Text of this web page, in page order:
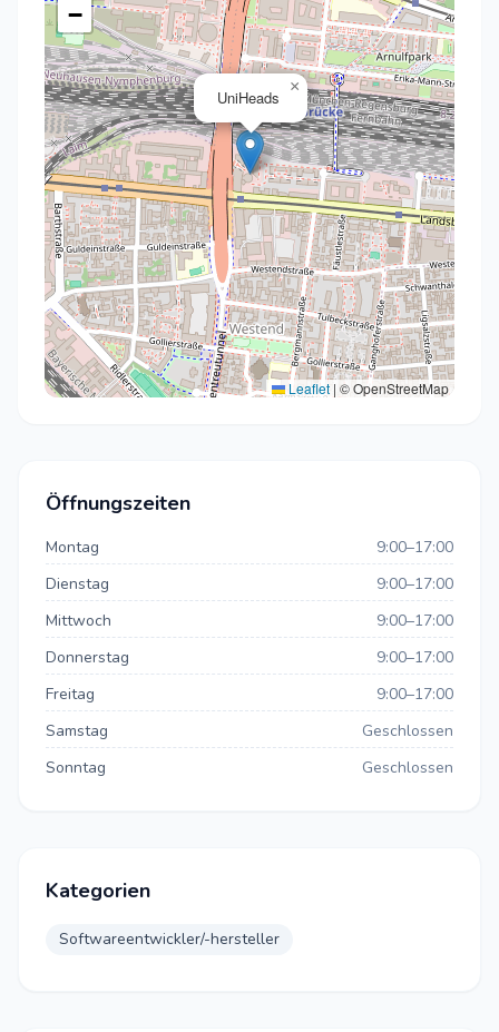
UniHeads
×
−
Leaflet | © OpenStreetMap
Öffnungszeiten
Montag
9:00–17:00
Dienstag
9:00–17:00
Mittwoch
9:00–17:00
Donnerstag
9:00–17:00
Freitag
9:00–17:00
Samstag
Geschlossen
Sonntag
Geschlossen
Kategorien
Softwareentwickler/-hersteller